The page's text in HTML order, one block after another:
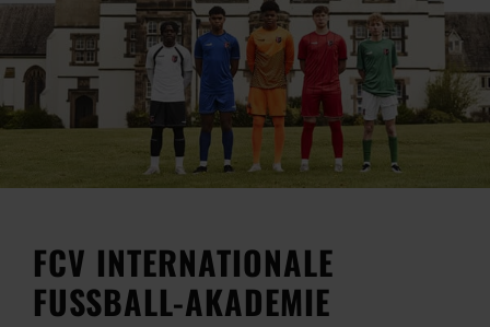
FCV INTERNATIONALE
FUSSBALL-AKADEMIE